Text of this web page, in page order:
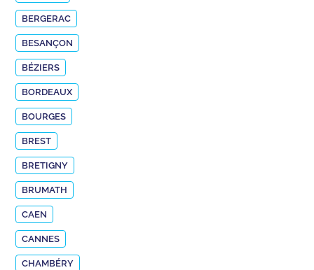
BERGERAC
BESANÇON
BÉZIERS
BORDEAUX
BOURGES
BREST
BRETIGNY
BRUMATH
CAEN
CANNES
CHAMBÉRY